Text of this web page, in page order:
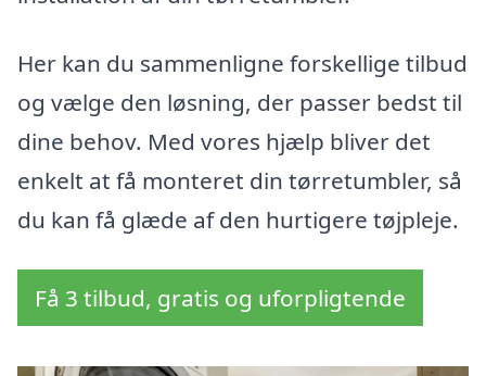
Her kan du sammenligne forskellige tilbud
og vælge den løsning, der passer bedst til
dine behov. Med vores hjælp bliver det
enkelt at få monteret din tørretumbler, så
du kan få glæde af den hurtigere tøjpleje.
Få 3 tilbud, gratis og uforpligtende